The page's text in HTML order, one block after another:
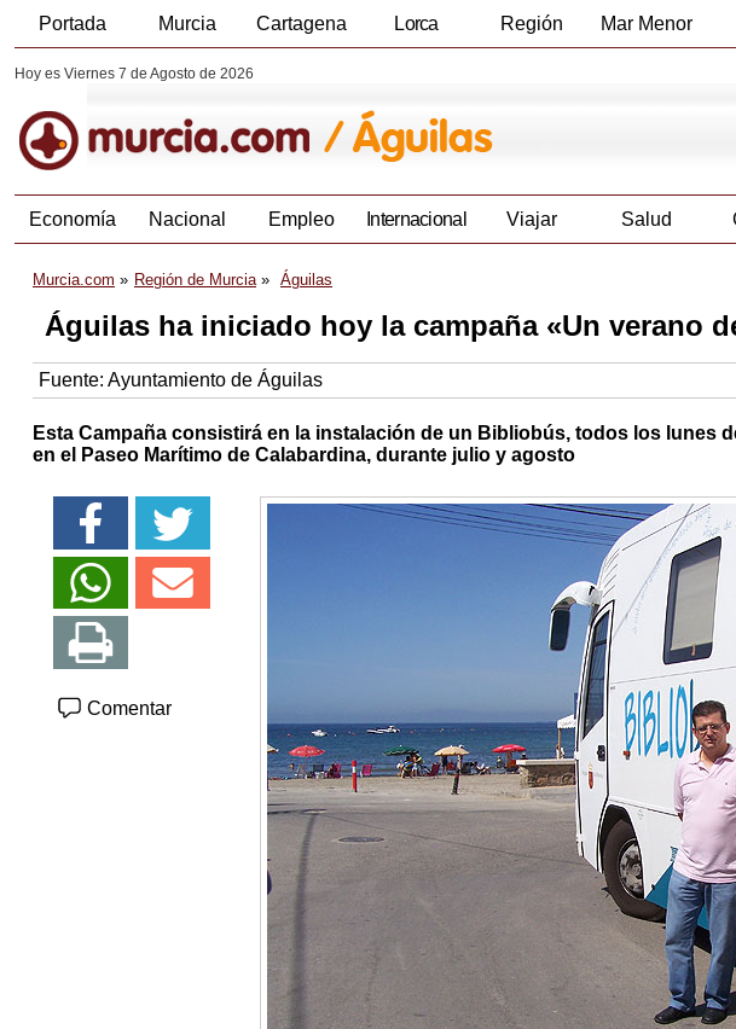
Portada Murcia Cartagena Lorca Región Mar Menor
Hoy es Viernes 7 de Agosto de 2026
Economía Nacional Empleo Internacional Viajar Salud
Murcia.com Región de Murcia Águilas
Águilas ha iniciado hoy la campaña «Un verano
Fuente: Ayuntamiento de Águilas
Esta Campaña consistirá en la instalación de un Bibliobús, todos los lunes
en el Paseo Marítimo de Calabardina, durante julio y agosto
Comentar